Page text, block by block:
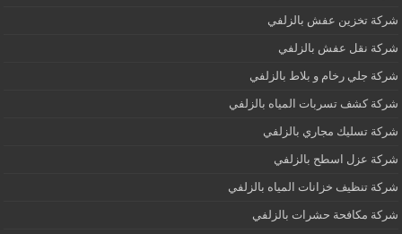
شركة تخزين عفش بالزلفي
شركة نقل عفش بالزلفي
شركة جلي رخام و بلاط بالزلفي
شركة كشف تسربات المياه بالزلفي
شركة تسليك مجاري بالزلفي
شركة عزل اسطح بالزلفي
شركة تنظيف خزانات المياه بالزلفي
شركة مكافحة حشرات بالزلفي